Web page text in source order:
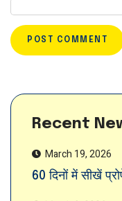
Recent
March 19, 2026
60 दिनों में सीखें